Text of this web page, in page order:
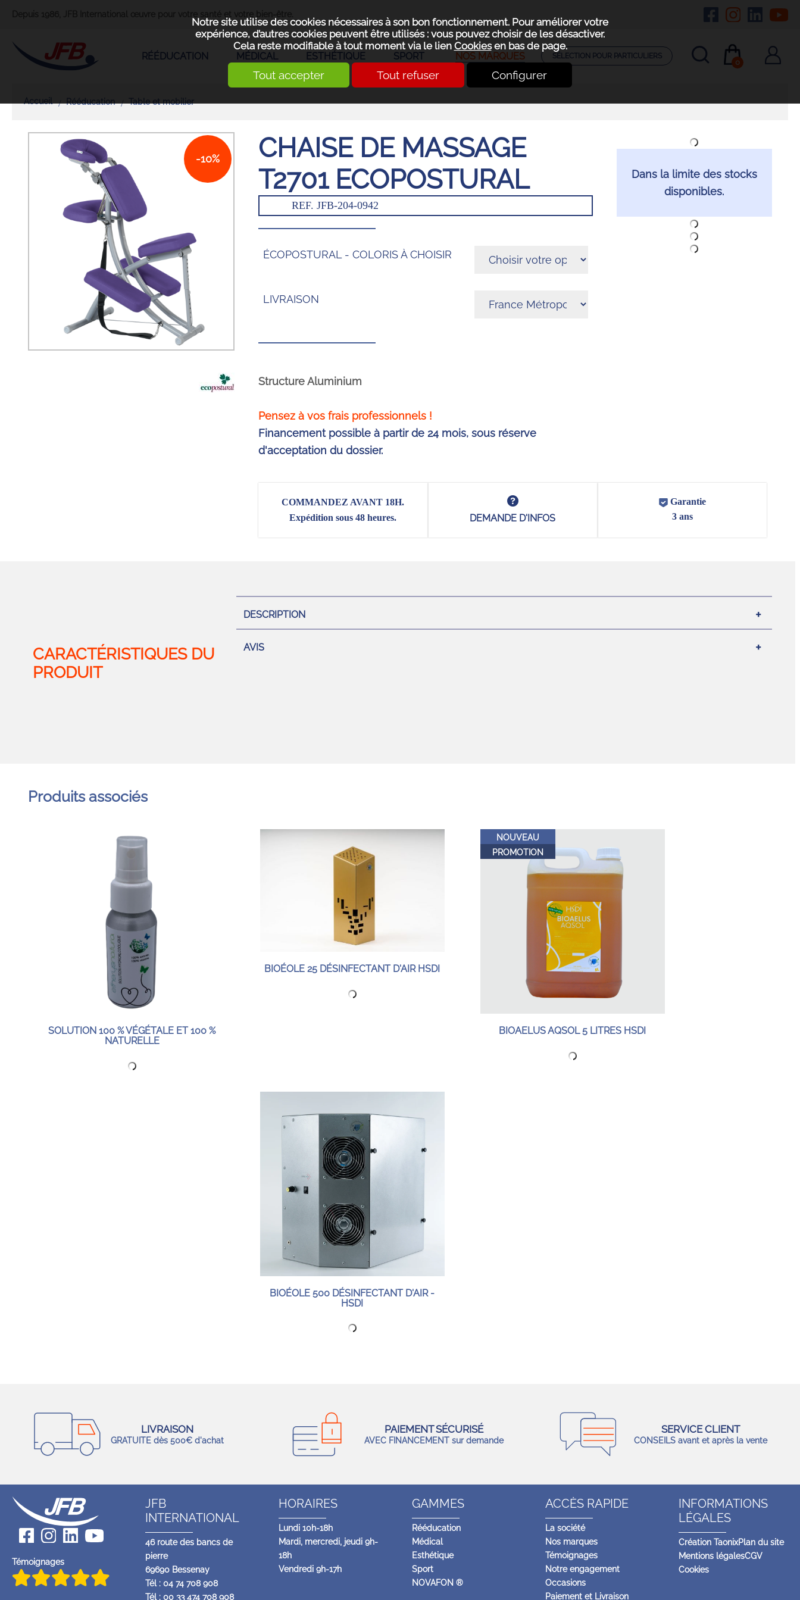
Notre site utilise des cookies nécessaires à son bon fonctionnement. Pour améliorer votre
expérience, d’autres cookies peuvent être utilisés : vous pouvez choisir de les désactiver.
Cela reste modifiable à tout moment via le lien Cookiesen bas de page.
Tout accepter Tout refuser Configurer
RÉÉDUCATION MÉDICAL ESTHÉTIQUE SPORT NOS MARQUES SÉLECTION POUR PARTICULIERS
0
Accueil Rééducation Table et mobilier
-10%
CHAISE DE MASSAGE
T2701 ECOPOSTURAL
REF. JFB-204-0942
ÉCOPOSTURAL - COLORIS À CHOISIR
LIVRAISON
Structure Aluminium
Pensez à vos frais professionnels !
Financement possible à partir de 24 mois, sous réserve
d'acceptation du dossier.
Dans la limite des stocks
disponibles.
COMMANDEZ AVANT 18H.
Expédition sous 48 heures.
DEMANDE D'INFOS
Garantie
3 ans
DESCRIPTION
AVIS
Produits associés
SOLUTION 100 % VÉGÉTALE ET 100 %
NATURELLE
BIOÉOLE 25 DÉSINFECTANT D'AIR HSDI
NOUVEAU
PROMOTION
BIOAELUS AQSOL 5 LITRES HSDI
BIOÉOLE 500 DÉSINFECTANT D'AIR -
HSDI
LIVRAISON
GRATUITE dès 500€ d'achat
PAIEMENT SÉCURISÉ
AVEC FINANCEMENT sur demande
SERVICE CLIENT
CONSEILS avant et après la vente
Témoignages
JFB
INTERNATIONAL
46 route des bancs de
pierre
69690 Bessenay
Tél : 04 74 708 908
Tél : 00 33 474 708 908
HORAIRES
Lundi 10h-18h
Mardi, mercredi, jeudi 9h-
18h
Vendredi 9h-17h
GAMMES
Rééducation
Médical
Esthétique
Sport
NOVAFON ®
ACCÈS RAPIDE
La société
Nos marques
Témoignages
Notre engagement
Occasions
Paiement et Livraison
INFORMATIONS
LÉGALES
Création TaonixPlan du site
Mentions légalesCGV
Cookies